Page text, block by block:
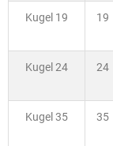
Kugel 19 19
Kugel 24 24
Kugel 35 35